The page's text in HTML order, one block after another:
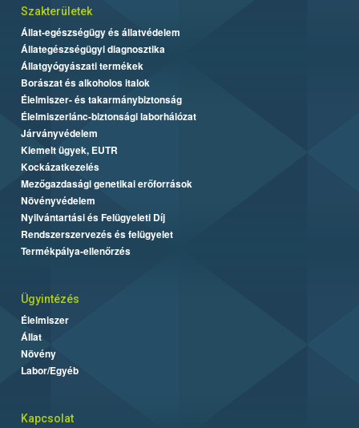
Szakterületek
Állat-egészségügy és állatvédelem
Állategészségügyi diagnosztika
Állatgyógyászati termékek
Borászat és alkoholos italok
Élelmiszer- és takarmánybiztonság
Élelmiszerlánc-biztonsági laborhálózat
Járványvédelem
Kiemelt ügyek, EUTR
Kockázatkezelés
Mezőgazdasági genetikai erőforrások
Növényvédelem
Nyilvántartási és Felügyeleti Díj
Rendszerszervezés és felügyelet
Termékpálya-ellenőrzés
Ügyintézés
Élelmiszer
Állat
Növény
Labor/Egyéb
Kapcsolat